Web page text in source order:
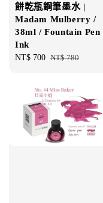
餅乾瓶鋼筆墨水 |
Madam Mulberry /
38ml / Fountain Pen
Ink
Sale
NT$ 700 Regular
NT$ 780